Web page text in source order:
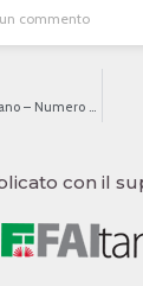
commento
con il